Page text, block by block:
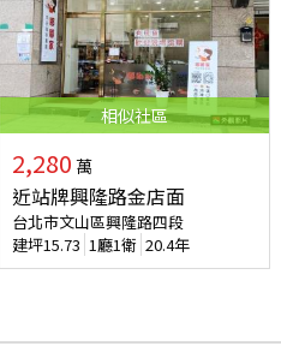
相似社區
2,280 萬
近站牌興隆路金店面
台北市文山區興隆路四段
建坪15.73 1廳1衛 20.4年